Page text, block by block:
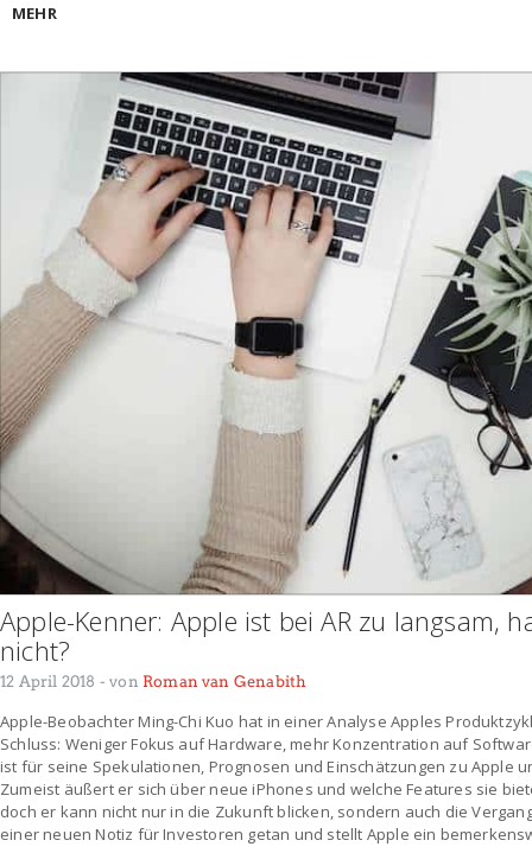
MEHR
Apple-Kenner: Apple ist bei AR zu langsam,
nicht?
12 April 2018 - von Roman van Genabith
Apple-Beobachter Ming-Chi Kuo hat in einer Analyse Apples
Schluss: Weniger Fokus auf Hardware, mehr Konzentration auf
ist für seine Spekulationen, Prognosen und Einschätzungen zu Apple
Zumeist äußert er sich über neue iPhones und welche Features sie
doch er kann nicht nur in die Zukunft blicken, sondern auch die
einer neuen Notiz für Investoren getan und stellt Apple ein